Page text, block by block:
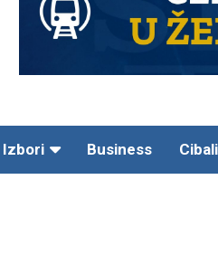
Izbori Business